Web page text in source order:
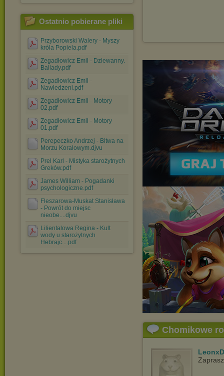
Ostatnio pobierane pliki
Przyborowski Walery - Myszy
króla Popiela.pdf
Zegadłowicz Emil - Dziewanny.
Ballady.pdf
Zegadłowicz Emil -
Nawiedzeni.pdf
Zegadłowicz Emil - Motory
02.pdf
Zegadłowicz Emil - Motory
01.pdf
Perepeczko Andrzej - Bitwa na
Morzu Koralowym.djvu
Prel Karl - Mistyka starożytnych
Greków.pdf
James William - Pogadanki
psychologiczne.pdf
Fleszarowa-Muskat Stanisława
- Powrót do miejsc
nieobe....djvu
Lilientalowa Regina - Kult
wody u starożytnych
Hebrajc....pdf
Chomikowe